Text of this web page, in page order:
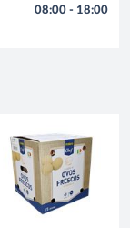
08:00 - 18:00